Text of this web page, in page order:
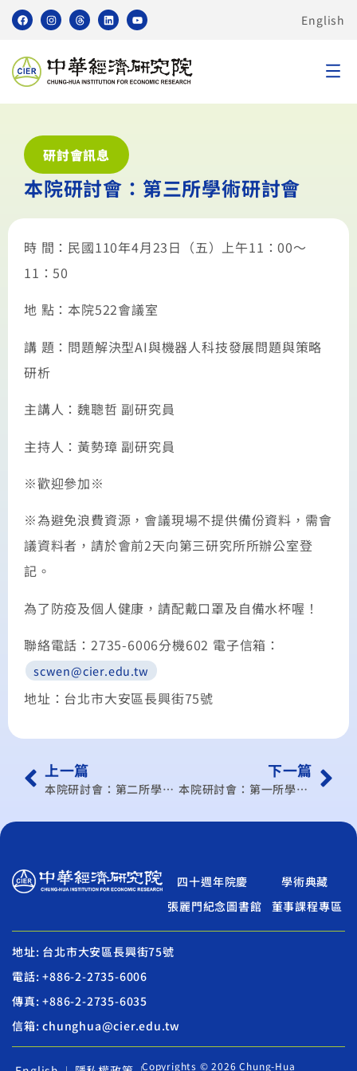
English
研討會訊息
本院研討會：第三所學術研討會
時 間：民國110年4月23日（五）上午11：00～
11：50
地 點：本院522會議室
講 題：問題解決型AI與機器人科技發展問題與策略
研析
主講人：魏聰哲 副研究員
主持人：黃勢璋 副研究員
※歡迎參加※
※為避免浪費資源，會議現場不提供備份資料，需會
議資料者，請於會前2天向第三研究所所辦公室登
記。
為了防疫及個人健康，請配戴口罩及自備水杯喔！
聯絡電話：2735-6006分機602 電子信箱：
scwen@cier.edu.tw
地址：台北市大安區長興街75號
上一篇
本院研討會：第二所學術研討會
下一篇
本院研討會：第一所學術研討會
四十週年院慶
學術典藏
張麗門紀念圖書館
董事課程專區
地址: 台北市大安區長興街75號
電話: +886-2-2735-6006
傳真: +886-2-2735-6035
信箱: chunghua@cier.edu.tw
Copyrights © 2026 Chung-Hua